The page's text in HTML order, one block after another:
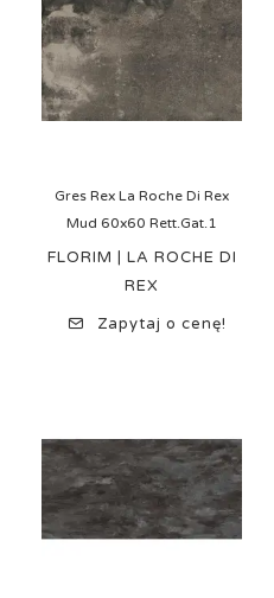
Gres Rex La Roche Di Rex
Mud 60x60 Rett.Gat.1
FLORIM | LA ROCHE DI
REX
Zapytaj o cenę!